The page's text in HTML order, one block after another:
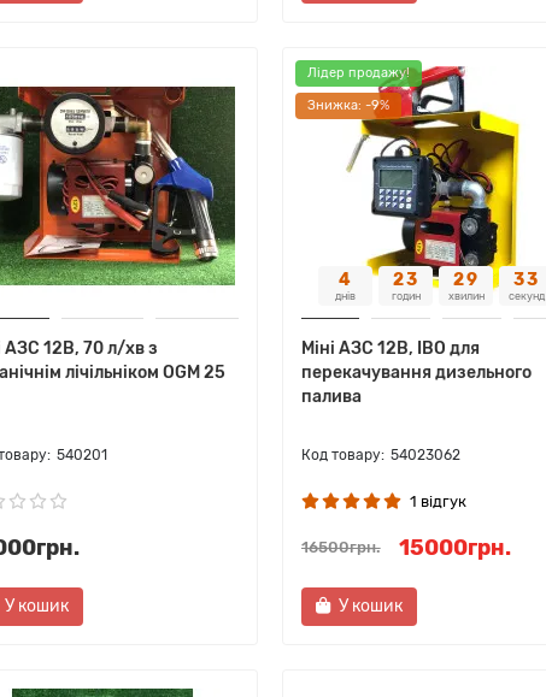
АЗС 12В, 70 л/хв з
лічільніком OGM 25
540201
У кошик
Лідер продажу!
Знижка: -9%
4
днів
23
годин
29
хвилин
32
секунд
Міні АЗС 12В, IBO для
перекачування дизельного
палива
54023062
1 відгук
16500грн. 15000грн.
У кошик